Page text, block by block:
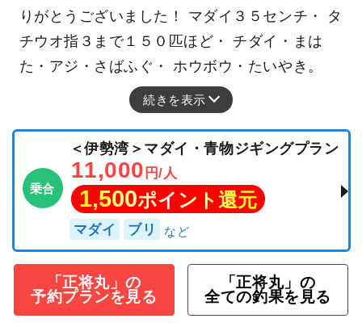
りがとうございました！ マダイ３５センチ・ タ
チウオ指３まで１５０匹ほど・ チダイ・まは
た・アジ・さばふぐ・ ホウボウ・たいやき。
続きを表示
乗合
＜伊勢湾＞マダイ・青物ジギングプラン
11,000 円/人
1,500ポイント還元
マダイ ブリ
「正将丸」の
予約プランを見る
「正将丸」の
全ての釣果を見る